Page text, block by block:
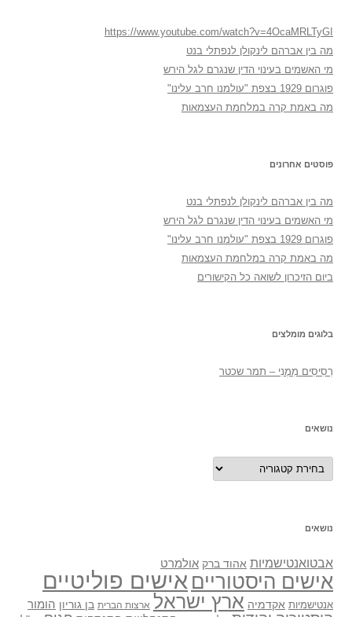
https://www.youtube.com/watch?v=4OcaMRLTyGI
מה בין אברהם לינקולן לנפתלי בנט
מי האשמים בעינוי הדין שנגרם לגל הירש
פוגרום 1929 בצפת "עולמנו חרב עלינו"
מה באמת קרה במלחמת העצמאות
פוסטים אחרונים
מה בין אברהם לינקולן לנפתלי בנט
מי האשמים בעינוי הדין שנגרם לגל הירש
פוגרום 1929 בצפת "עולמנו חרב עלינו"
מה באמת קרה במלחמת העצמאות
ביום הזיכרון לשואה כל הקישורים
בלוגים מומלצים
רְסִיסִים מִמֶנִי – תמר שכטר
נושאים
נושאים
נושאים
אבטואנטישמיות אהוד ברק אולמרט
אישים היסטוריים אישים פוליטיים
אנטישמיות אקדמיה ארץ ישראל ארצות הברית בן גוריון הומור